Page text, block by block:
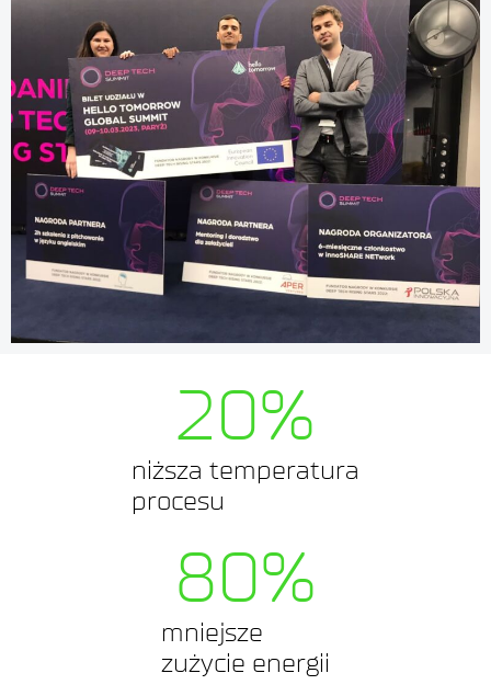
niższa temperatura
procesu
20%
mniejsze
zużycie energii
80%